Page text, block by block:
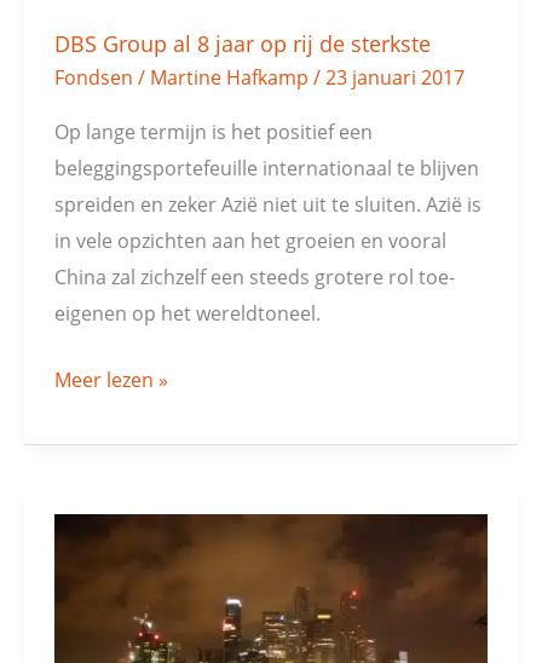
DBS Group al 8 jaar op rij de sterkste
Fondsen / Martine Hafkamp /23 januari 2017
Op lange termijn is het positief een
beleggingsportefeuille internationaal te blijven
spreiden en zeker Azië niet uit te sluiten. Azië is
in vele opzichten aan het groeien en vooral
China zal zichzelf een steeds grotere rol toe-
eigenen op het wereldtoneel.
Meer lezen »
DBS
veiligheid